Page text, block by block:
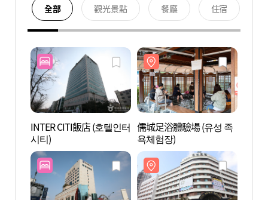
全部 觀光景點 餐廳 住宿
INTER CITI飯店 (호텔인터
시티)
儒城足浴體驗場 (유성 족
욕체험장)